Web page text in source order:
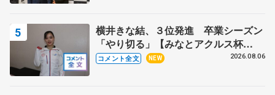
横井きな結、３位発進 卒業シーズン
「やり切る」【みなとアクルス杯
SP】
コメント全文 NEW 2026.08.06